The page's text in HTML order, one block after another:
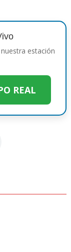
ar
ti
r
estación
REAL